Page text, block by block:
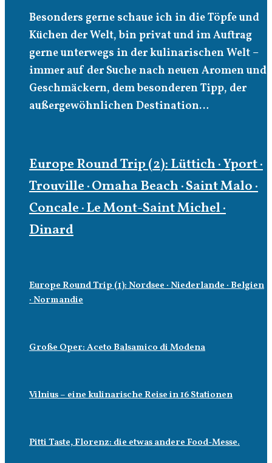
Besonders gerne schaue ich in die Töpfe und
Küchen der Welt, bin privat und im Auftrag
gerne unterwegs in der kulinarischen Welt –
immer auf der Suche nach neuen Aromen und
Geschmäckern, dem besonderen Tipp, der
außergewöhnlichen Destination…
Europe Round Trip (2): Lüttich · Yport ·
Trouville · Omaha Beach · Saint Malo ·
Concale · Le Mont-Saint Michel ·
Dinard
Europe Round Trip (1): Nordsee · Niederlande · Belgien
· Normandie
Große Oper: Aceto Balsamico di Modena
Vilnius – eine kulinarische Reise in 16 Stationen
Pitti Taste, Florenz: die etwas andere Food-Messe.